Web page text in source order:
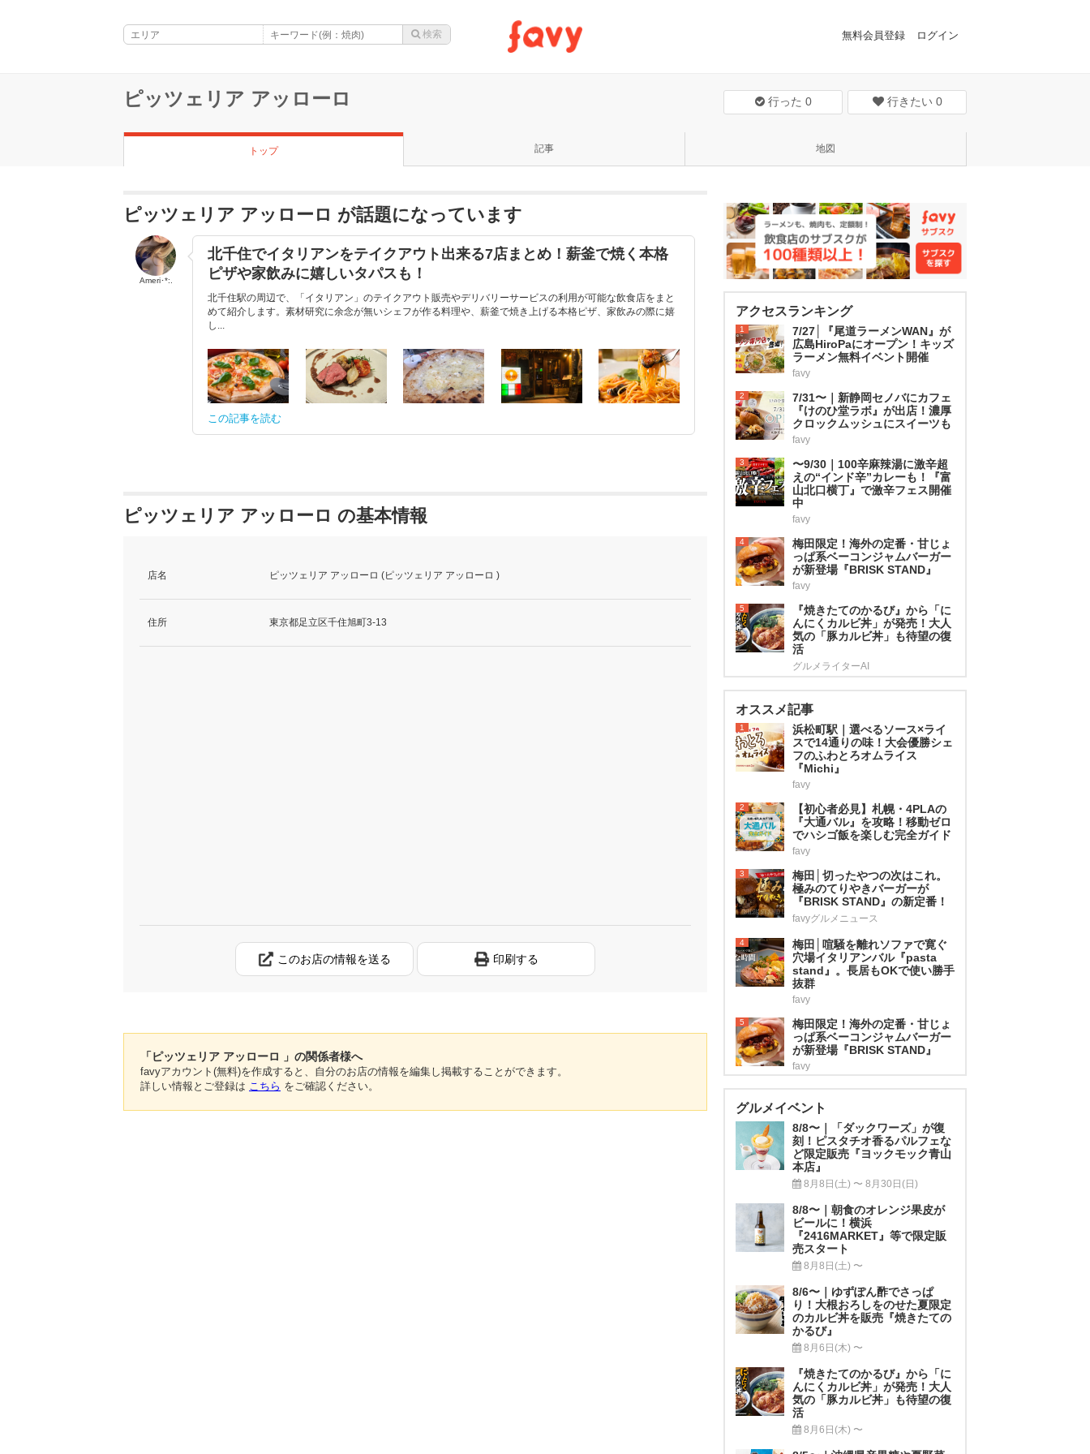
無料会員登録 ログイン
ピッツェリア アッローロ 行った 0 行きたい 0
トップ 記事 地図
ピッツェリア アッローロ が話題になっています
Ameri･*:.
北千住でイタリアンをテイクアウト出来る7店まとめ！薪釜で焼く本格
ピザや家飲みに嬉しいタパスも！
北千住駅の周辺で、「イタリアン」のテイクアウト販売やデリバリーサービスの利用が可能な飲食店をまと
めて紹介します。素材研究に余念が無いシェフが作る料理や、薪釜で焼き上げる本格ピザ、家飲みの際に嬉
し...
この記事を読む
ピッツェリア アッローロ の基本情報
店名 ピッツェリア アッローロ (ピッツェリア アッローロ )
住所 東京都足立区千住旭町3-13
このお店の情報を送る 印刷する
「ピッツェリア アッローロ 」の関係者様へ
favyアカウント(無料)を作成すると、自分のお店の情報を編集し掲載することができます。
詳しい情報とご登録は こちら をご確認ください。
アクセスランキング
1
7/27│『尾道ラーメンWAN』が
広島HiroPaにオープン！キッズ
ラーメン無料イベント開催
favy
2
7/31〜｜新静岡セノバにカフェ
『けのひ堂ラボ』が出店！濃厚
クロックムッシュにスイーツも
favy
3
〜9/30｜100辛麻辣湯に激辛超
えの“インド辛”カレーも！『富
山北口横丁』で激辛フェス開催
中
favy
4
梅田限定！海外の定番・甘じょ
っぱ系ベーコンジャムバーガー
が新登場『BRISK STAND』
favy
5
『焼きたてのかるび』から「に
んにくカルビ丼」が発売！大人
気の「豚カルビ丼」も待望の復
活
グルメライターAI
オススメ記事
1
浜松町駅｜選べるソース×ライ
スで14通りの味！大会優勝シェ
フのふわとろオムライス
『Michi』
favy
2
【初心者必見】札幌・4PLAの
『大通バル』を攻略！移動ゼロ
でハシゴ飯を楽しむ完全ガイド
favy
3
梅田│切ったやつの次はこれ。
極みのてりやきバーガーが
『BRISK STAND』の新定番！
favyグルメニュース
4
梅田│喧騒を離れソファで寛ぐ
穴場イタリアンバル『pasta
stand』。長居もOKで使い勝手
抜群
favy
5
梅田限定！海外の定番・甘じょ
っぱ系ベーコンジャムバーガー
が新登場『BRISK STAND』
favy
グルメイベント
8/8〜｜「ダックワーズ」が復
刻！ピスタチオ香るパルフェな
ど限定販売『ヨックモック青山
本店』
8月8日(土) 〜 8月30日(日)
8/8〜｜朝食のオレンジ果皮が
ビールに！横浜
『2416MARKET』等で限定販
売スタート
8月8日(土) 〜
8/6〜｜ゆずぽん酢でさっぱ
り！大根おろしをのせた夏限定
のカルビ丼を販売『焼きたての
かるび』
8月6日(木) 〜
『焼きたてのかるび』から「に
んにくカルビ丼」が発売！大人
気の「豚カルビ丼」も待望の復
活
8月6日(木) 〜